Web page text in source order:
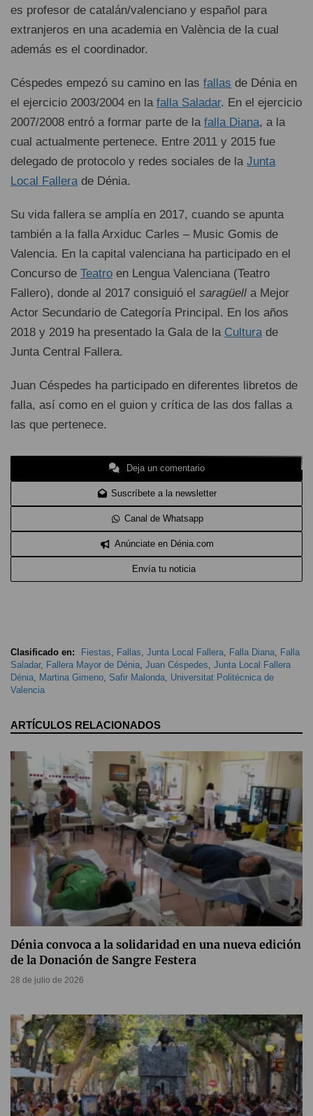
es profesor de catalán/valenciano y español para
extranjeros en una academia en València de la cual
además es el coordinador.
Céspedes empezó su camino en las fallas de Dénia en
el ejercicio 2003/2004 en la falla Saladar. En el ejercicio
2007/2008 entró a formar parte de la falla Diana, a la
cual actualmente pertenece. Entre 2011 y 2015 fue
delegado de protocolo y redes sociales de la Junta
Local Fallerade Dénia.
Su vida fallera se amplía en 2017, cuando se apunta
también a la falla Arxiduc Carles – Music Gomis de
Valencia. En la capital valenciana ha participado en el
Concurso de Teatro en Lengua Valenciana (Teatro
Fallero), donde al 2017 consiguió el saragüell a Mejor
Actor Secundario de Categoría Principal. En los años
2018 y 2019 ha presentado la Gala de la Culturade
Junta Central Fallera.
Juan Céspedes ha participado en diferentes libretos de
falla, así como en el guion y crítica de las dos fallas a
las que pertenece.
Deja un comentario
Suscríbete a la newsletter
Canal de Whatsapp
Anúnciate en Dénia.com
Envía tu noticia
Clasificado en: Fiestas, Fallas, Junta Local Fallera, Falla Diana, Falla
Saladar, Fallera Mayor de Dénia, Juan Céspedes, Junta Local Fallera
Dénia, Martina Gimeno, Safir Malonda, Universitat Politécnica de
Valencia
ARTÍCULOS RELACIONADOS
Dénia convoca a la solidaridad en una nueva edición
de la Donación de Sangre Festera
28 de julio de 2026